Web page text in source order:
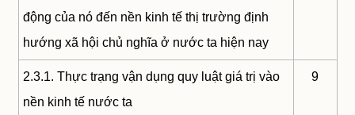
động của nó đến nền kinh tế thị trường định
hướng xã hội chủ nghĩa ở nước ta hiện nay
2.3.1. Thực trạng vận dụng quy luật giá trị vào
nền kinh tế nước ta
9